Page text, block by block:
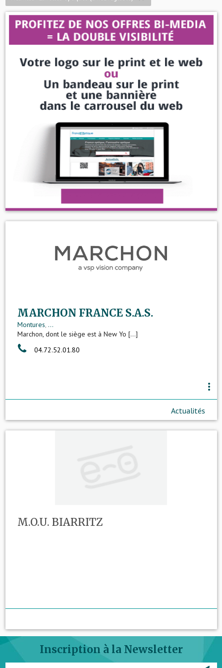
MARCHON FRANCE S.A.S.
Montures, ...
Marchon, dont le siège est à New Yo [...]
04.72.52.01.80
more_vert
Actualités
M.O.U. BIARRITZ
Inscription à la Newsletter